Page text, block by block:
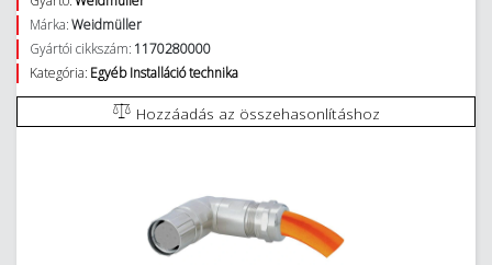
Márka:Weidmüller
Gyártói cikkszám: 1170280000
Kategória: Egyéb Installáció technika
Hozzáadás az összehasonlításhoz